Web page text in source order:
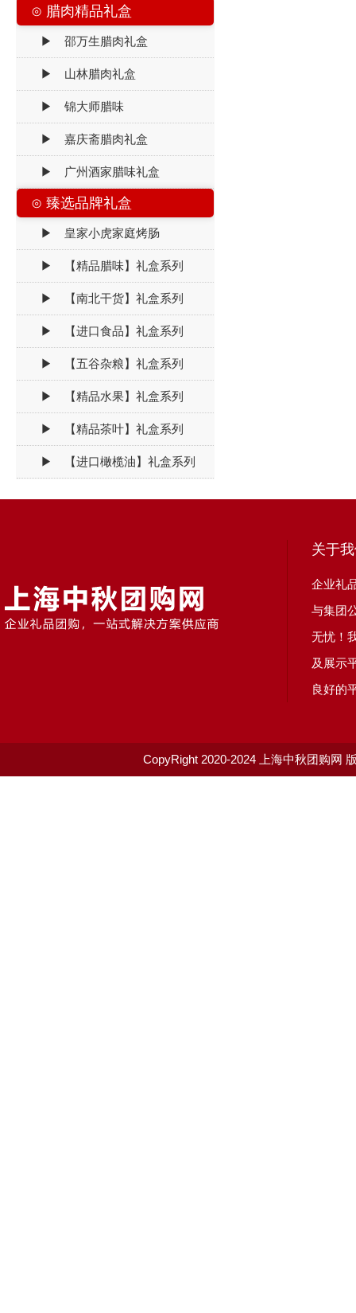
⊙ 腊肉精品礼盒
▶ 邵万生腊肉礼盒
▶ 山林腊肉礼盒
▶ 锦大师腊味
▶ 嘉庆斋腊肉礼盒
▶ 广州酒家腊味礼盒
⊙ 臻选品牌礼盒
▶ 皇家小虎家庭烤肠
▶ 【精品腊味】礼盒系列
▶ 【南北干货】礼盒系列
▶ 【进口食品】礼盒系列
▶ 【五谷杂粮】礼盒系列
▶ 【精品水果】礼盒系列
▶ 【精品茶叶】礼盒系列
▶ 【进口橄榄油】礼盒系列
关于
企业礼
与集团
无忧！
及展示
良好的
CopyRight 2020-2024 上海中秋团购网